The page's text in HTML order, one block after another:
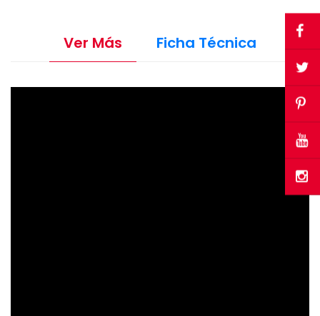
Ver Más Ficha Técnica